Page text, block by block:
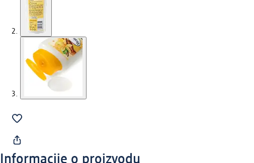
Informacije o proizvodu